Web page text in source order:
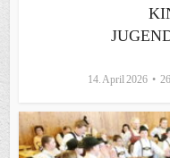
14. April 2026